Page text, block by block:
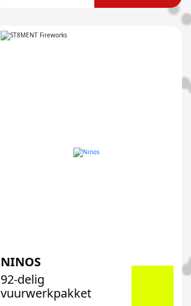
NINOS
92-delig
vuurwerkpakket